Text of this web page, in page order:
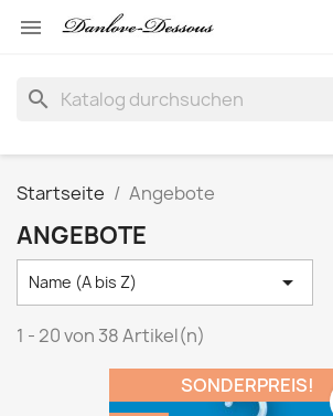

search
Startseite Angebote
ANGEBOTE
Name (A bis Z) 
1 - 20 von 38 Artikel(n)
SONDERPREIS!